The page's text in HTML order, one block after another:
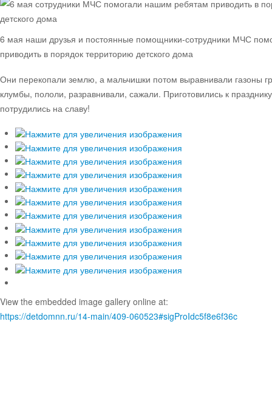
6 мая наши друзья и постоянные помощники-сотрудники МЧС
приводить в порядок территорию детского дома
Они перекопали землю, а мальчишки потом выравнивали газоны
клумбы, пололи, разравнивали, сажали. Приготовились к
потрудились на славу!
View the embedded image gallery online at:
https://detdomnn.ru/14-main/409-060523#sigProIdc5f8e6f36c